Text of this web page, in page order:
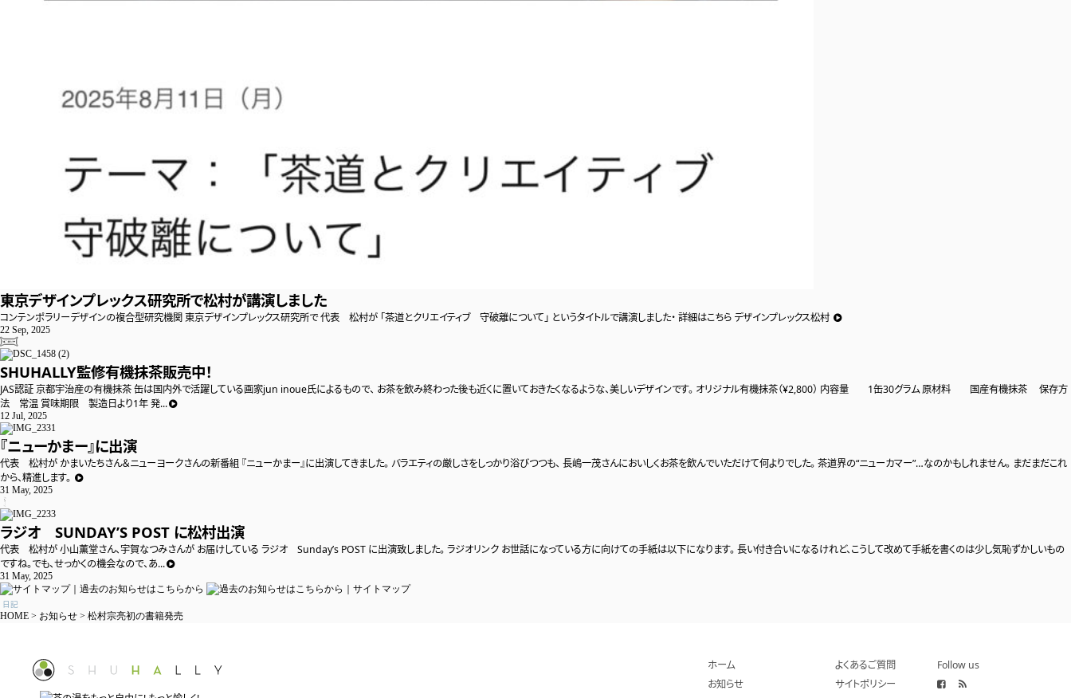
東京デザインプレックス研究所で松村が講演しました
コンテンポラリーデザインの複合型研究機関 東京デザインプレックス研究所で 代表 松村が 「茶道とクリエイティブ 守破離について」 というタイトルで講演しました・ 詳細はこちら デザインプレックス松村
22 Sep, 2025

SHUHALLY監修有機抹茶販売中！
JAS認証 京都宇治産の有機抹茶 缶は国内外で活躍している画家jun inoue氏によるもので、 お茶を飲み終わった後も近くに置いておきたくなるような、美しいデザインです。 オリジナル有機抹茶（¥2,800） 内容量 1缶30グラム 原材料 国産有機抹茶 保存方
法 常温 賞味期限 製造日より1年 発...
12 Jul, 2025
『ニューかまー』に出演
代表 松村が かまいたちさん＆ニューヨークさんの新番組 『ニューかまー』に出演してきました。 バラエティの厳しさをしっかり浴びつつも、 長嶋一茂さんにおいしくお茶を飲んでいただけて何よりでした。 茶道界の“ニューカマー”…なのかもしれません。 まだまだこれ
から、精進します。
31 May, 2025

ラジオ SUNDAY’S POST に松村出演
代表 松村が 小山薫堂さん、宇賀なつみさんが お届けしている ラジオ Sunday’s POST に出演致しました。 ラジオリンク お世話になっている方に向けての手紙は以下になります。 長い付き合いになるけれど、こうして改めて手紙を書くのは少し気恥ずかしいもの
ですね。でも、せっかくの機会なので、あ...
31 May, 2025
日記
HOME > お知らせ > 松村宗亮初の書籍発売
ホーム
お知らせ
よくあるご質問
サイトポリシー
Follow us